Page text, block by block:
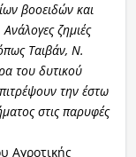
βοοειδών και
ζημιές
Ταιβάν, Ν.
του δυτικού
την έστω
στις παρυφές
Αγροτικής